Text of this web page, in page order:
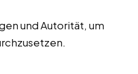
und Autorität, um